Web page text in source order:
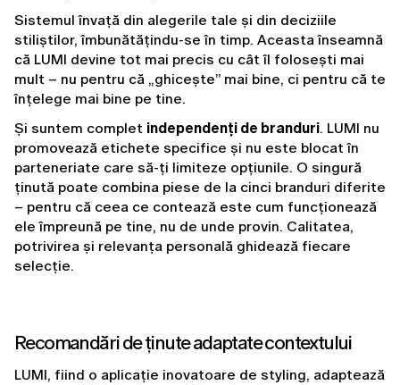
Sistemul învață din alegerile tale și din deciziile
stiliștilor, îmbunătățindu-se în timp. Aceasta înseamnă
că LUMI devine tot mai precis cu cât îl folosești mai
mult – nu pentru că „ghicește” mai bine, ci pentru că te
înțelege mai bine pe tine.
Și suntem complet independenți de branduri. LUMI nu
promovează etichete specifice și nu este blocat în
parteneriate care să-ți limiteze opțiunile. O singură
ținută poate combina piese de la cinci branduri diferite
– pentru că ceea ce contează este cum funcționează
ele împreună pe tine, nu de unde provin. Calitatea,
potrivirea și relevanța personală ghidează fiecare
selecție.
Recomandări de ținute adaptate contextului
LUMI, fiind o aplicație inovatoare de styling, adaptează